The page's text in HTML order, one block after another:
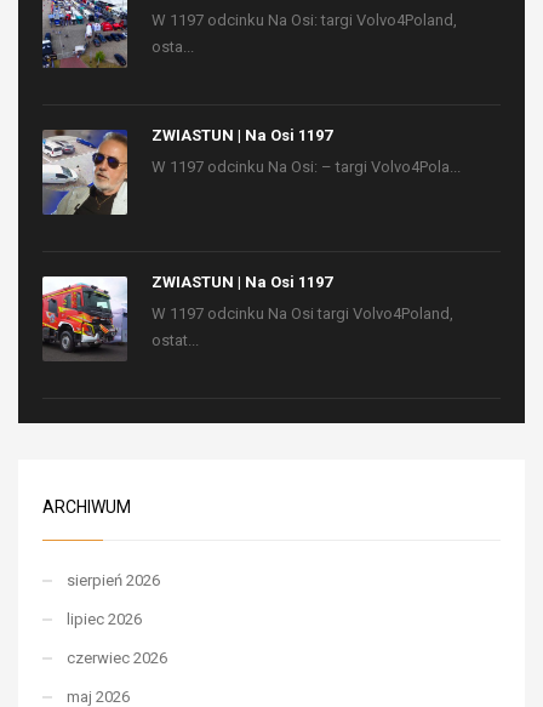
W 1197 odcinku Na Osi: targi Volvo4Poland,
osta...
ZWIASTUN | Na Osi 1197
W 1197 odcinku Na Osi: – targi Volvo4Pola...
ZWIASTUN | Na Osi 1197
W 1197 odcinku Na Osi targi Volvo4Poland,
ostat...
ARCHIWUM
sierpień 2026
lipiec 2026
czerwiec 2026
maj 2026